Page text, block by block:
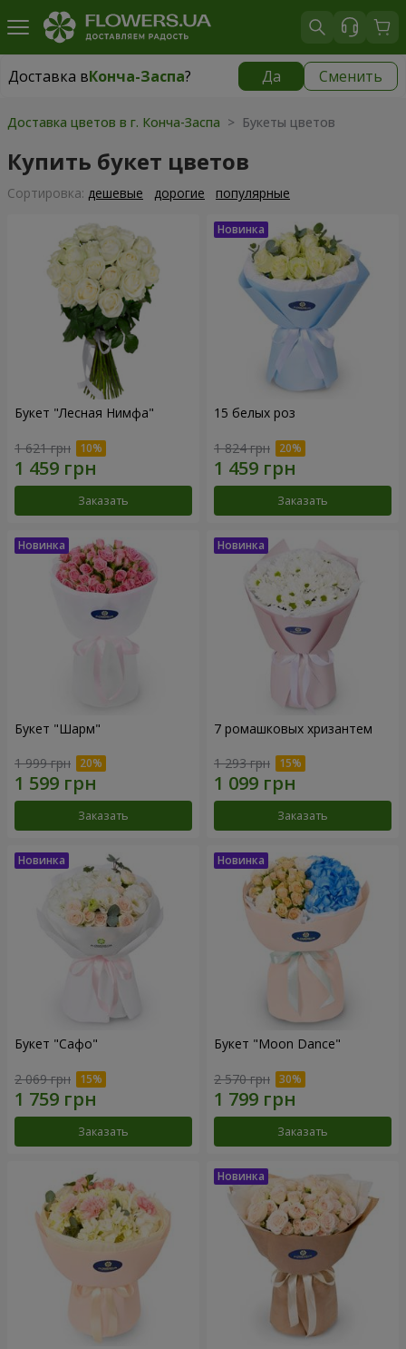
Доставка вКонча-Заспа? Да Сменить
Доставка вКонча-Заспа|
Доставка цветов в г. Конча-Заспа > Букеты цветов
Купить букет цветов
Cортировка: дешевые дорогие популярные
Букет "Лесная Нимфа"
1 621 грн
Заказать
15 белых роз
1 824 грн
Заказать
Букет "Шарм"
1 999 грн
Заказать
7 ромашковых хризантем
1 293 грн
Заказать
Букет "Сафо"
2 069 грн
Заказать
Букет "Moon Dance"
2 570 грн
Заказать